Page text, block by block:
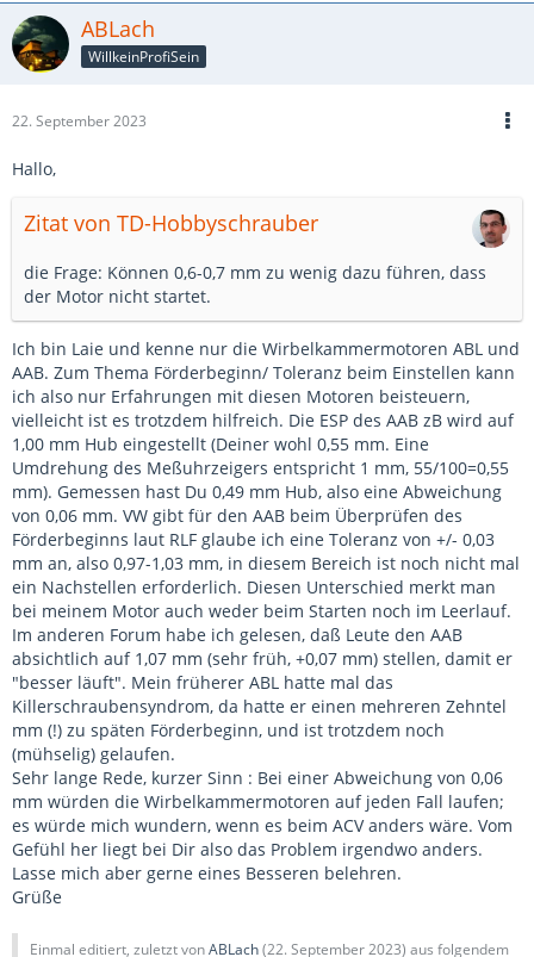
ABLach
WillkeinProfiSein
22. September 2023
Hallo,
Zitat von TD-Hobbyschrauber
die Frage: Können 0,6-0,7 mm zu wenig dazu führen, dass
der Motor nicht startet.
Ich bin Laie und kenne nur die Wirbelkammermotoren ABL und
AAB. Zum Thema Förderbeginn/ Toleranz beim Einstellen kann
ich also nur Erfahrungen mit diesen Motoren beisteuern,
vielleicht ist es trotzdem hilfreich. Die ESP des AAB zB wird auf
1,00 mm Hub eingestellt (Deiner wohl 0,55 mm. Eine
Umdrehung des Meßuhrzeigers entspricht 1 mm, 55/100=0,55
mm). Gemessen hast Du 0,49 mm Hub, also eine Abweichung
von 0,06 mm. VW gibt für den AAB beim Überprüfen des
Förderbeginns laut RLF glaube ich eine Toleranz von +/- 0,03
mm an, also 0,97-1,03 mm, in diesem Bereich ist noch nicht mal
ein Nachstellen erforderlich. Diesen Unterschied merkt man
bei meinem Motor auch weder beim Starten noch im Leerlauf.
Im anderen Forum habe ich gelesen, daß Leute den AAB
absichtlich auf 1,07 mm (sehr früh, +0,07 mm) stellen, damit er
"besser läuft". Mein früherer ABL hatte mal das
Killerschraubensyndrom, da hatte er einen mehreren Zehntel
mm (!) zu späten Förderbeginn, und ist trotzdem noch
(mühselig) gelaufen.
Sehr lange Rede, kurzer Sinn : Bei einer Abweichung von 0,06
mm würden die Wirbelkammermotoren auf jeden Fall laufen;
es würde mich wundern, wenn es beim ACV anders wäre. Vom
Gefühl her liegt bei Dir also das Problem irgendwo anders.
Lasse mich aber gerne eines Besseren belehren.
Grüße
Einmal editiert, zuletzt vonABLach(22. September 2023) aus folgendem